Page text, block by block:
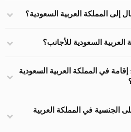
إلى المملكة العربية السعودية؟
السعودية للأجانب؟
في المملكة العربية السعودية
في المملكة العربية